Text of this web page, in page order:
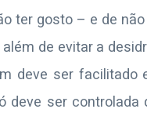
ter gosto – e de
de evitar a
deve ser facilitado
deve ser controlada